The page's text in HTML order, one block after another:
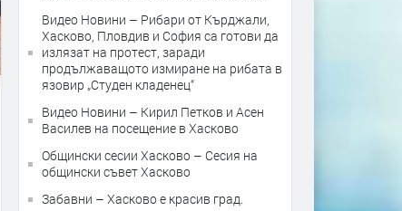
Видео Новини – Рибари от Кърджали,
Хасково, Пловдив и София са готови да
излязат на протест, заради
продължаващото измиране на рибата в
язовир „Студен кладенец“
Видео Новини – Кирил Петков и Асен
Василев на посещение в Хасково
Общински сесии Хасково – Сесия на
общински съвет Хасково
Забавни – Хасково е красив град.